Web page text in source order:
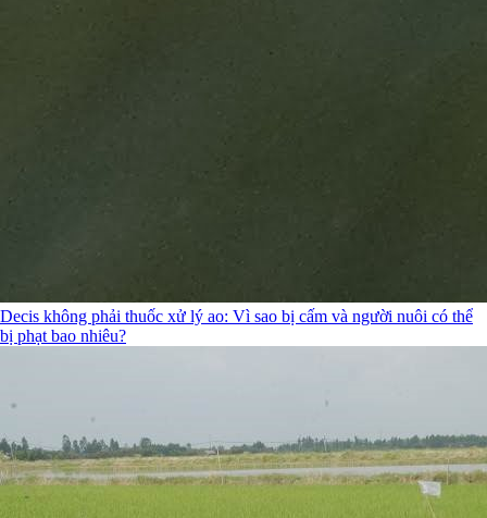
Decis không phải thuốc xử lý ao: Vì sao bị cấm và người nuôi có thể
bị phạt bao nhiêu?